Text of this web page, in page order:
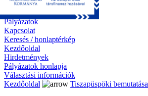
Galéria
Díjazottaink
Pályázatok
Kapcsolat
Keresés / honlaptérkép
Kezdőoldal
Hirdetmények
Pályázatok honlapja
Választási információk
Kezdőoldal
Tiszapüspöki bemutatása